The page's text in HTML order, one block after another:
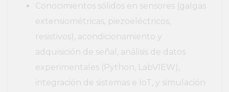
Conocimientos sólidos en sensores (galgas
extensiométricas, piezoeléctricos,
resistivos), acondicionamiento y
adquisición de señal, análisis de datos
experimentales (Python, LabVIEW),
integración de sistemas e IoT, y simulación